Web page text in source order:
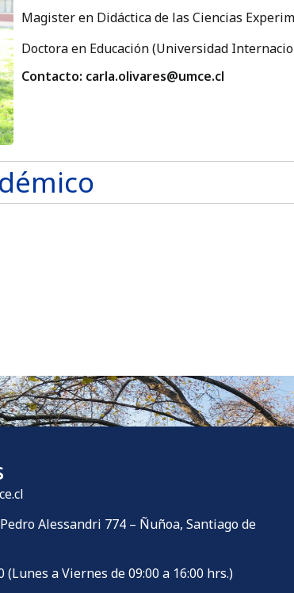
Magister en Didáctica de las Ciencias
Doctora en Educación (Universidad
Contacto: carla.olivares@umce.cl
Alessandri 774 – Ñuñoa, Santiago de
a Viernes de 09:00 a 16:00 hrs.)